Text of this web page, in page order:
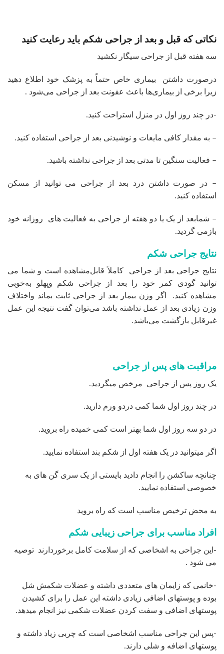
نکاتی که قبل و بعد از جراحی شکم باید رعایت کنید
سه هفته قبل از جراحی سیگار نکشید
درصورت داشتن بیماری خاص حتماً به پزشک خود اطلاع دهید
زیرا برخی از بیماری‌ها باعث عفونت بعد از جراحی می‌شود .
-در چند روز اول در منزل استراحت کنید.
– به مقدار کافی مایعات و نوشیدنی بعد از جراحی استفاده کنید.
– فعالیت سنگین تا مدتی بعد از جراحی نداشته باشید.
– در صورت داشتن درد بعد از جراحی می توانید از مسکن
استفاده کنید.
– شمابعد از یک یا دو هفته از جراحی به فعالیت های روزانه خود
بازمی گردید.
نتایج جراحی شکم
نتایج جراحی بعد از جراحی کاملاً قابل‌مشاهده است و شما می
توانید گودی کمر خود را بعد از جراحی شکم وپهلو به‌خوبی
مشاهده کنید. اگر وزن بیمار بعد از جراحی ثابت بماند واختلاف
وزن زیادی بعد از عمل نداشته باشد می‌توان گفت نتیجه این عمل
غیرقابل ‌بازگشت می‌باشد.
مراقبت های پس از جراحی
یک روز پس از جراحی مرخص میگردید.
در چند روز اول شما کمی دردو ورم دارید.
در دو سه روز اول شما بهتر است کمی خمیده راه بروید.
اگر میتوانید در یک هفته اول از شکم بند استفاده نمایید.
چنانچه ساکشن را انجام دادید بایستی از یک سری گن های به
خصوصی استفاده نمایید.
به محض ترخیص مناسب است که راه بروید
افراد مناسب برای جراحی زیبایی شکم
-این جراحی به اشخاصی که از سلامت کامل برخوردارند توصیه
می شود .
-خانمی که زایمان های متعددی داشته و عضلات شکمش شل
بوده و پوستهای اضافی زیادی داشته این عمل را برای کشیدن
پوستهای اضافی و سفت کردن عضلات شکمی نیز انجام میدهد.
-پس این جراحی مناسب اشخاصی است که چربی زیاد داشته و
پوستهای اضافه و شلی دارند.